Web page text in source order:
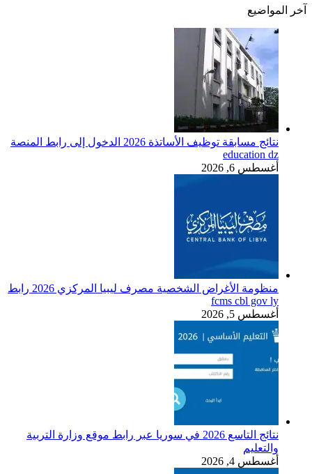
آخر المواضيع
نتائج مسابقة توظيف الأساتذة 2026 الدخول إلى رابط المنصة
education dz
أغسطس 6, 2026
منظومة الأغراض الشخصية مصرف ليبيا المركزي 2026 رابط
fcms cbl gov ly
أغسطس 5, 2026
نتائج التاسع 2026 في سوريا عبر رابط موقع وزارة التربية
والتعليم
أغسطس 4, 2026